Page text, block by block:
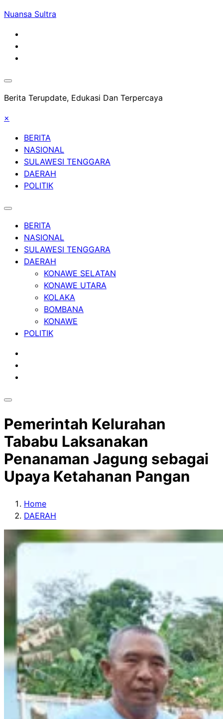
Skip
content
Nuansa Sultra
Berita Terupdate, Edukasi Dan Terpercaya
×
BERITA
NASIONAL
SULAWESI TENGGARA
DAERAH
POLITIK
BERITA
NASIONAL
SULAWESI TENGGARA
DAERAH
KONAWE SELATAN
KONAWE UTARA
KOLAKA
BOMBANA
KONAWE
POLITIK
Pemerintah Kelurahan
Tababu Laksanakan
Penanaman Jagung sebagai
Upaya Ketahanan Pangan
Home
DAERAH